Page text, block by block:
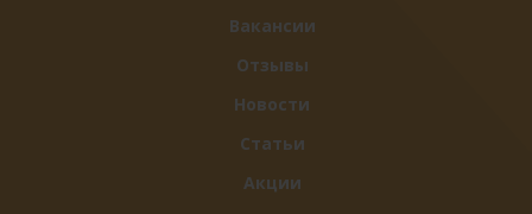
Вакансии
Отзывы
Новости
Статьи
Акции